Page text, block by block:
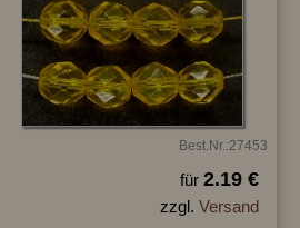
Best.Nr.:27453
für 2.19 €
zzgl. Versand